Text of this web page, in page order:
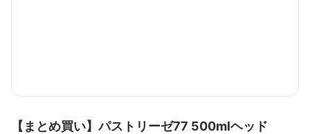
【まとめ買い】パストリーゼ77 500mlヘッド